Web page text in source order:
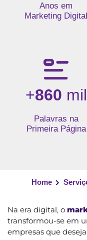
Anos em
Marketing Digital
+860 mil
Palavras na
Primeira Página
Home
Na era digital, o
transformou-se em
empresas que